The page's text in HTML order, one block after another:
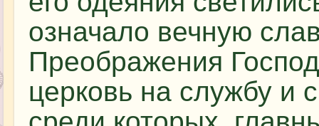
означало вечную
Преображения
церковь на службу и